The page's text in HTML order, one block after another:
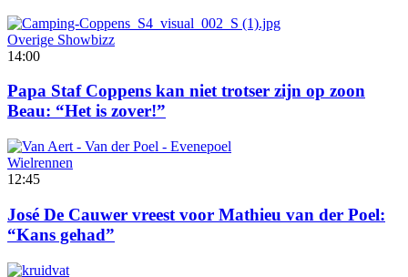
Overige Showbizz
14:00
Papa Staf Coppens kan niet trotser zijn op zoon
Beau: “Het is zover!”
Wielrennen
12:45
José De Cauwer vreest voor Mathieu van der Poel:
“Kans gehad”